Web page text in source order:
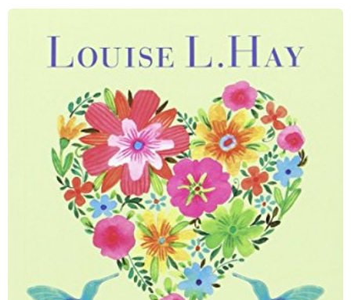
e
s
a
o